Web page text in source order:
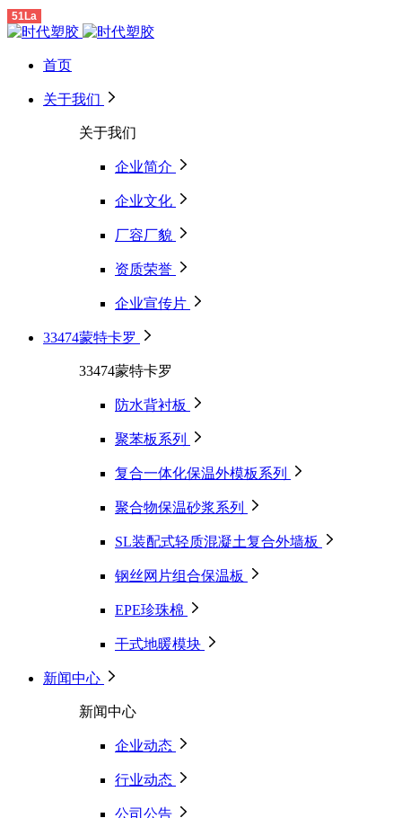
51La
首页
关于我们
关于我们
企业简介
企业文化
厂容厂貌
资质荣誉
企业宣传片
33474蒙特卡罗
33474蒙特卡罗
防水背衬板
聚苯板系列
复合一体化保温外模板系列
聚合物保温砂浆系列
SL装配式轻质混凝土复合外墙板
钢丝网片组合保温板
EPE珍珠棉
干式地暖模块
新闻中心
新闻中心
企业动态
行业动态
公司公告